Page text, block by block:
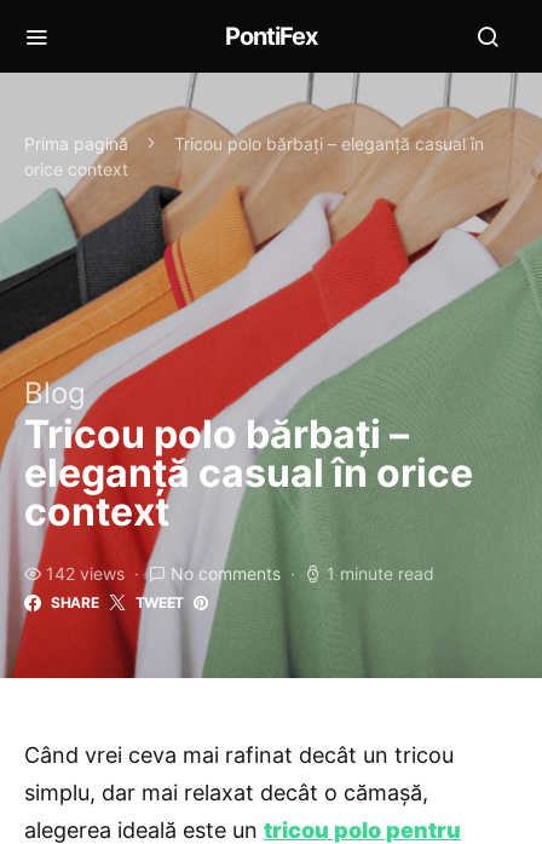
PontiFex
Prima pagină
Tricou polo bărbați – eleganță casual în
orice context
Blog
Tricou polo bărbați –
eleganță casual în orice
context
142 views No comments 1 minute read
SHARE TWEET
Când vrei ceva mai rafinat decât un tricou
simplu, dar mai relaxat decât o cămașă,
alegerea ideală este un tricou polo pentru